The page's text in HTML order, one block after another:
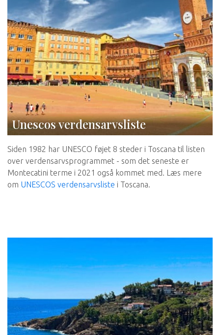
Unescos verdensarvsliste
Siden 1982 har UNESCO føjet 8 steder i Toscana til listen
over verdensarvsprogrammet - som det seneste er
Montecatini terme i 2021 også kommet med. Læs mere
om UNESCOS verdensarvsliste i Toscana.